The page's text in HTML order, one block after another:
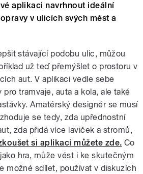
aplikaci navrhnout ideální
v ulicích svých měst a
stávající podobu ulic, můžou
už teď přemýšlet o prostoru v
aut. V aplikaci vedle sebe
tramvaje, auta a kola, ale také
Amatérský designér se musí
se tedy, zda upřednostní
zda přidá více laviček a stromů,
si aplikaci můžete zde. Co
hra, může vést i ke skutečným
možné sdílet, používat v diskuzích